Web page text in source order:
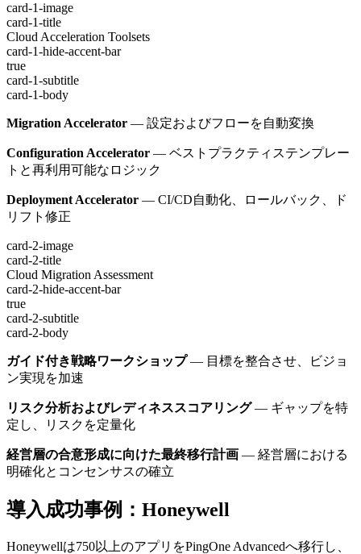
card-1-image
card-1-title
Cloud Acceleration Toolsets
card-1-hide-accent-bar
true
card-1-subtitle
card-1-body
Migration Accelerator — 設定およびフローを自動変換
Configuration Accelerator — ベストプラクティステンプレー
トと再利用可能なロジック
Deployment Accelerator — CI/CD自動化、ロールバック、ド
リフト修正
card-2-image
card-2-title
Cloud Migration Assessment
card-2-hide-accent-bar
true
card-2-subtitle
card-2-body
ガイド付き戦略ワークショップ— 目標を整合させ、ビジョ
ン実現を加速
リスク分析およびレディネススコアリング— ギャップを特
定し、リスクを定量化
経営層の合意形成に向けた最終移行計画 — 経営層における
明確化とコンセンサスの確立
導入成功事例：Honeywell
Honeywellは750以上のアプリをPingOne Advancedへ移行し、